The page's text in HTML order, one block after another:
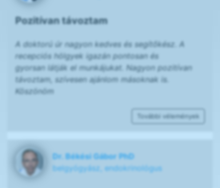
Pozitívan távoztam
A doktorú úr nagyon kedves és segítőkész. A
recepciós hölgyek igazán pontosan és
gyorsan látják el munkájukat. Nagyon pozitívan
távoztam, szívesen ajánlom másoknak is.
Köszönöm
További vélemények
Dr. Békési Gábor PhD
belgyógyász, endokrinológus